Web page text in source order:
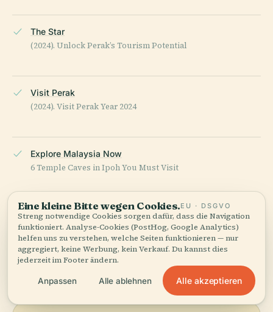
The Star
(2024). Unlock Perak’s Tourism Potential
Visit Perak
(2024). Visit Perak Year 2024
Explore Malaysia Now
6 Temple Caves in Ipoh You Must Visit
Wikipedia — Perak Tong
ZULETZT ÜBERPRÜFT: AUGUST 2025
Recherchiert aus Wikidata, Wikipedia und offiziellen Quellen
· faktengeprüft ·Wie unsere Guides entstehen →
Eine kleine Bitte wegen Cookies.EU · DSGVO
Streng notwendige Cookies sorgen dafür, dass die Navigation
funktioniert. Analyse-Cookies (PostHog, Google Analytics)
helfen uns zu verstehen, welche Seiten funktionieren — nur
aggregiert, keine Werbung, kein Verkauf. Du kannst dies
jederzeit im Footer ändern.
Anpassen Alle ablehnen Alle akzeptieren